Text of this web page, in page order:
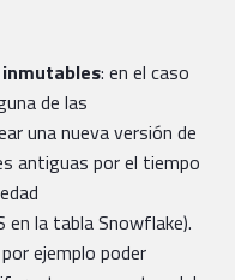
: en el caso
de las
una nueva versión de
antiguas por el tiempo
la tabla Snowflake).
ejemplo poder